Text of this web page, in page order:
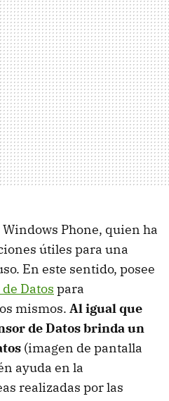
Phone, quien ha
útiles para una
En este sentido, posee
Datos para
mismos. Al igual que
de Datos brinda un
(imagen de pantalla
ayuda en la
realizadas por las